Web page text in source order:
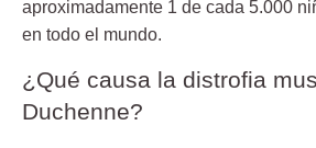
aproximadamente 1 de cada 5.000
en todo el mundo.
¿Qué causa la distrofia
Duchenne?